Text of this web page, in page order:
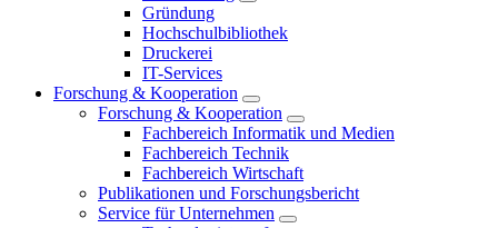
Gründung
Hochschulbibliothek
Druckerei
IT-Services
Forschung & Kooperation
Forschung & Kooperation
Fachbereich Informatik und Medien
Fachbereich Technik
Fachbereich Wirtschaft
Publikationen und Forschungsbericht
Service für Unternehmen